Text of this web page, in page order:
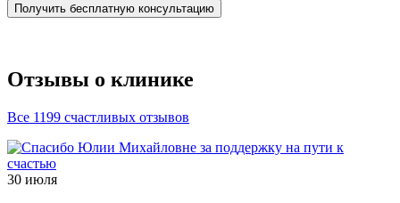
Получить бесплатную консультацию
Отзывы о клинике
Все 1199 счастливых отзывов
30 июля